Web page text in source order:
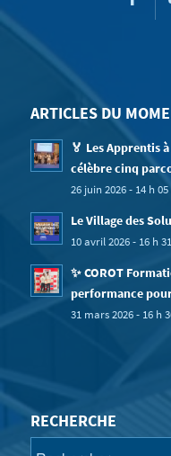
ARTICLES DU
🏅 Les Apprentis
célèbre cinq
26 juin 2026 - 14 h
Le Village des
10 avril 2026 - 16 h
✨ COROT
performance
31 mars 2026 - 16 h
RECHERCHE